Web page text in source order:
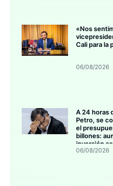
«Nos
Cali para la
06/08/2026
A 24 horas
Petro, se
el
billones:
inversión
06/08/2026